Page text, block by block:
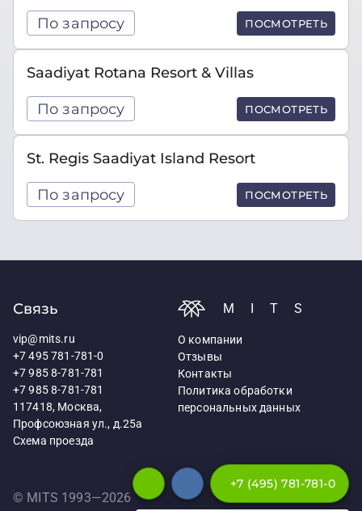
По запросу ПОСМОТРЕТЬ
Saadiyat Rotana Resort & Villas
По запросу ПОСМОТРЕТЬ
St. Regis Saadiyat Island Resort
По запросу ПОСМОТРЕТЬ
Связь
vip@mits.ru
+7 495 781-781-0
+7 985 8-781-781
+7 985 8-781-781
117418, Москва,
Профсоюзная ул., д.25а
Схема проезда
MITS
О компании
Отзывы
Контакты
Политика обработки
персональных данных
© MITS 1993—2026
+7 (495) 781-781-0